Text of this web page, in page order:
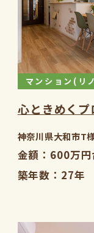
マンション(リ
心ときめく
神奈川県大和市T
金額
600万円
築年数
27年